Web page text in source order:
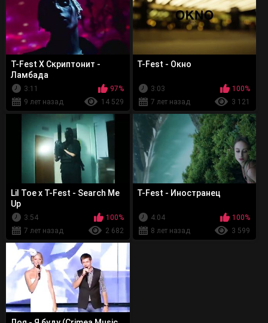
T-Fest Х Скриптонит -
Ламбада
3:11
97%
9 лет назад
14 529
T-Fest - Окно
3:03
100%
7 лет назад
3 121
Lil Toe x T-Fest - Search Me
Up
3:54
100%
7 лет назад
2 682
T-Fest - Иностранец
4:04
100%
8 лет назад
3 599